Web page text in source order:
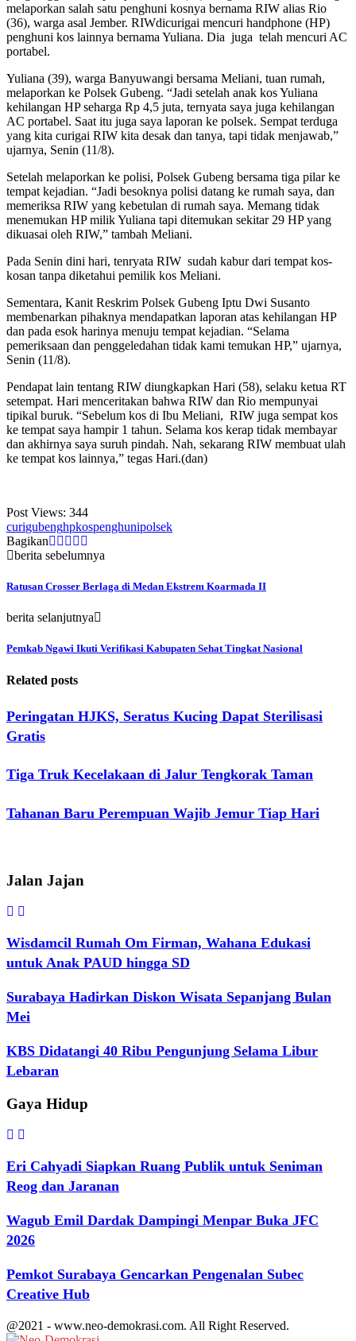
melaporkan salah satu penghuni kosnya bernama RIW alias Rio
(36), warga asal Jember. RIWdicurigai mencuri handphone (HP)
penghuni kos lainnya bernama Yuliana. Dia juga telah mencuri AC
portabel.
Yuliana (39), warga Banyuwangi bersama Meliani, tuan rumah,
melaporkan ke Polsek Gubeng. “Jadi setelah anak kos Yuliana
kehilangan HP seharga Rp 4,5 juta, ternyata saya juga kehilangan
AC portabel. Saat itu juga saya laporan ke polsek. Sempat terduga
yang kita curigai RIW kita desak dan tanya, tapi tidak menjawab,”
ujarnya, Senin (11/8).
Setelah melaporkan ke polisi, Polsek Gubeng bersama tiga pilar ke
tempat kejadian. “Jadi besoknya polisi datang ke rumah saya, dan
memeriksa RIW yang kebetulan di rumah saya. Memang tidak
menemukan HP milik Yuliana tapi ditemukan sekitar 29 HP yang
dikuasai oleh RIW,” tambah Meliani.
Pada Senin dini hari, tenryata RIW sudah kabur dari tempat kos-
kosan tanpa diketahui pemilik kos Meliani.
Sementara, Kanit Reskrim Polsek Gubeng Iptu Dwi Susanto
membenarkan pihaknya mendapatkan laporan atas kehilangan HP
dan pada esok harinya menuju tempat kejadian. “Selama
pemeriksaan dan penggeledahan tidak kami temukan HP,” ujarnya,
Senin (11/8).
Pendapat lain tentang RIW diungkapkan Hari (58), selaku ketua RT
setempat. Hari menceritakan bahwa RIW dan Rio mempunyai
tipikal buruk. “Sebelum kos di Ibu Meliani, RIW juga sempat kos
ke tempat saya hampir 1 tahun. Selama kos kerap tidak membayar
dan akhirnya saya suruh pindah. Nah, sekarang RIW membuat ulah
ke tempat kos lainnya,” tegas Hari.(dan)
Post Views: 344
curigubenghpkospenghunipolsek
Bagikan
berita sebelumnya
Ratusan Crosser Berlaga di Medan Ekstrem Koarmada II
berita selanjutnya
Pemkab Ngawi Ikuti Verifikasi Kabupaten Sehat Tingkat Nasional
Related posts
Peringatan HJKS, Seratus Kucing Dapat Sterilisasi
Gratis
Tiga Truk Kecelakaan di Jalur Tengkorak Taman
Tahanan Baru Perempuan Wajib Jemur Tiap Hari
Jalan Jajan
Wisdamcil Rumah Om Firman, Wahana Edukasi
untuk Anak PAUD hingga SD
Surabaya Hadirkan Diskon Wisata Sepanjang Bulan
Mei
KBS Didatangi 40 Ribu Pengunjung Selama Libur
Lebaran
Gaya Hidup
Eri Cahyadi Siapkan Ruang Publik untuk Seniman
Reog dan Jaranan
Wagub Emil Dardak Dampingi Menpar Buka JFC
2026
Pemkot Surabaya Gencarkan Pengenalan Subec
Creative Hub
@2021 - www.neo-demokrasi.com. All Right Reserved.